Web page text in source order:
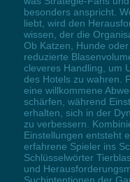
besonders anspricht.
liebt, wird den
wissen, der die
Ob Katzen, Hunde
reduzierte
cleveres Handling, um
des Hotels zu wahren.
eine willkommene
schärfen, während
erhalten, sich in der
zu verbessern.
Einstellungen entsteht
erfahrene Spieler ins
Schlüsselwörter
und
Suchintentionen der